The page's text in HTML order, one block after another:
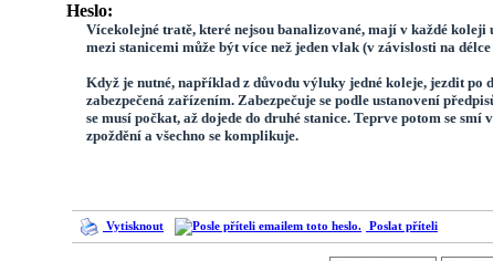
Heslo:
Vícekolejné tratě, které nejsou banalizované, mají v každé koleji
mezi stanicemi může být více než jeden vlak (v závislosti na
Když je nutné, například z důvodu výluky jedné koleje, jezdit
zabezpečená zařízením. Zabezpečuje se podle ustanovení
se musí počkat, až dojede do druhé stanice. Teprve potom se
zpoždění a všechno se komplikuje.
Vytisknout Poslat příteli